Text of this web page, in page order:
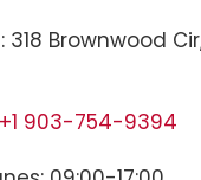
: 318 Brownwood
+1 903-754-9394